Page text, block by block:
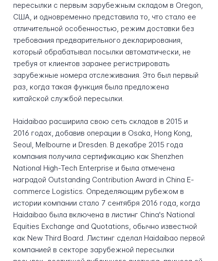
пересылки с первым зарубежным складом в Oregon,
США, и одновременно представила то, что стало ее
отличительной особенностью, режим доставки без
требования предварительного декларирования,
который обрабатывал посылки автоматически, не
требуя от клиентов заранее регистрировать
зарубежные номера отслеживания. Это был первый
раз, когда такая функция была предложена
китайской службой пересылки.
Haidaibao расширила свою сеть складов в 2015 и
2016 годах, добавив операции в Osaka, Hong Kong,
Seoul, Melbourne и Dresden. В декабре 2015 года
компания получила сертификацию как Shenzhen
National High-Tech Enterprise и была отмечена
наградой Outstanding Contribution Award in China E-
commerce Logistics. Определяющим рубежом в
истории компании стало 7 сентября 2016 года, когда
Haidaibao была включена в листинг China's National
Equities Exchange and Quotations, обычно известной
как New Third Board. Листинг сделал Haidaibao первой
компанией в секторе зарубежной пересылки